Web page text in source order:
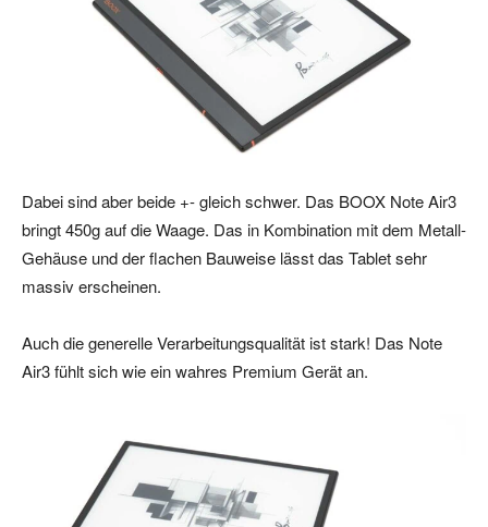
Dabei sind aber beide +- gleich schwer. Das BOOX Note Air3
bringt 450g auf die Waage. Das in Kombination mit dem Metall-
Gehäuse und der flachen Bauweise lässt das Tablet sehr
massiv erscheinen.
Auch die generelle Verarbeitungsqualität ist stark! Das Note
Air3 fühlt sich wie ein wahres Premium Gerät an.